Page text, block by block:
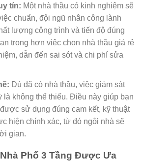
tín: Một nhà thầu có kinh nghiệm sẽ
chuẩn, đội ngũ nhân công lành
lượng công trình và tiến độ đúng
trọng hơn việc chọn nhà thầu giá rẻ
dẫn đến sai sót và chi phí sửa
Dù đã có nhà thầu, việc giám sát
là không thể thiếu. Điều này giúp bạn
sử dụng đúng cam kết, kỹ thuật
hiện chính xác, từ đó ngôi nhà sẽ
gian.
Phố 3 Tầng Được Ưa